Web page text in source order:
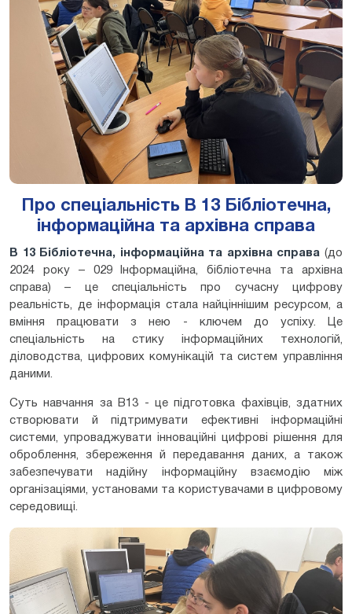
Про спеціальність В 13 Бібліотечна,
інформаційна та архівна справа
В 13 Бібліотечна, інформаційна та архівна справа (до
2024 року – 029 Інформаційна, бібліотечна та архівна
справа) – це спеціальність про сучасну цифрову
реальність, де інформація стала найціннішим ресурсом, а
вміння працювати з нею - ключем до успіху. Це
спеціальність на стику інформаційних технологій,
діловодства, цифрових комунікацій та систем управління
даними.
Суть навчання за В13 - це підготовка фахівців, здатних
створювати й підтримувати ефективні інформаційні
системи, упроваджувати інноваційні цифрові рішення для
оброблення, збереження й передавання даних, а також
забезпечувати надійну інформаційну взаємодію між
організаціями, установами та користувачами в цифровому
середовищі.